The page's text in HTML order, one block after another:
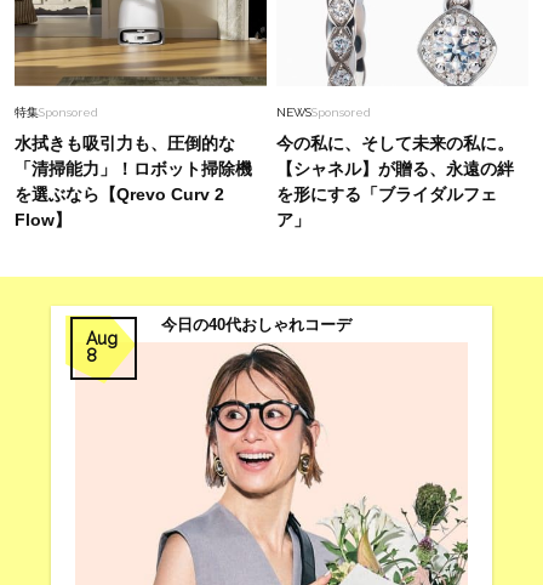
特集Sponsored
水拭きも吸引力も、圧倒的な
「清掃能力」！ロボット掃除機
を選ぶなら【Qrevo Curv 2
Flow】
NEWSSponsored
今の私に、そして未来の私に。
【シャネル】が贈る、永遠の絆
を形にする「ブライダルフェ
ア」
Aug
8
今日の40代おしゃれコーデ